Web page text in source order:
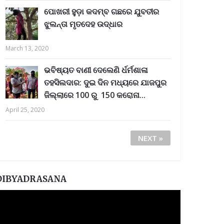
ପୋଖରୀ ହୁଡ଼ା କଦମ୍ବ ଗଛରେ ଯୁବତୀର
ଝୁଲନ୍ତା ମୃତଦେହ ଉଦ୍ଧାର
March 13, 2020
ଭବିଷ୍ୟତ ବାଣୀ ଦେଲେଣି ର୍ଧର୍ମଶାଳା
ତହସିଲଦାର: ଦୁଇ ଦିନ ମଧ୍ୟରେ ଯାଜପୁର
ଜିଲ୍ଲାରେ 100 ରୁ 150 କରୋନା...
April 25, 2020
NEXT »